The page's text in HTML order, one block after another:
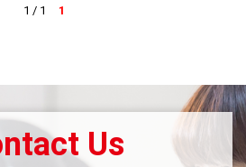
1 / 1 1
Us